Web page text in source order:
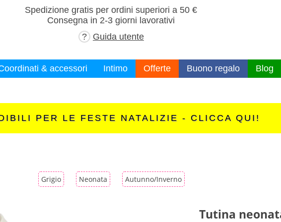
Spedizione gratis per ordini superiori a 50 €
Consegna in 2-3 giorni lavorativi
?
Guida utente
& accessori Intimo Offerte Buono regalo Blog
PER LE FESTE NATALIZIE - CLICCA QUI!
Grigio Neonata Autunno/Inverno
Tutina
×